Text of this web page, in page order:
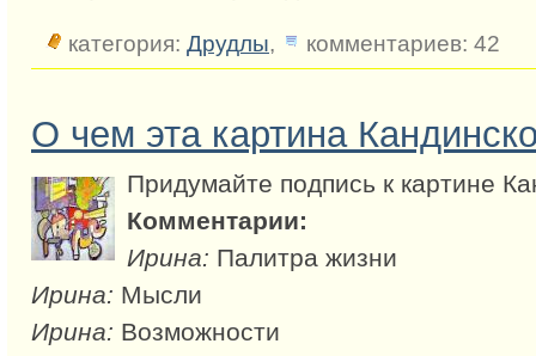
категория: Друдлы, комментариев: 42
О чем эта картина
Придумайте подпись к картине
Комментарии:
Ирина: Палитра жизни
Ирина: Мысли
Ирина: Возможности